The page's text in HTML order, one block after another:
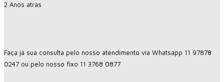
2 Anos atrás
Faça já sua consulta pelo nosso atendimento via Whatsapp 11 97878
0247 ou pelo nosso fixo 11 3768 0877